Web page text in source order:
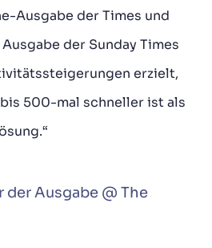
Ausgabe der Times und
der Sunday Times
erzielt,
500-mal schneller ist als
Ausgabe @ The